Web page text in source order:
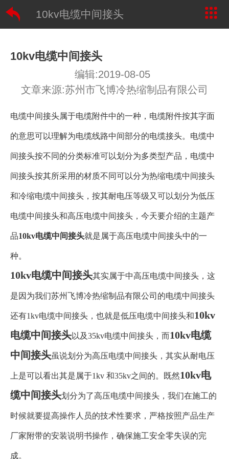
10kv电缆中间接头
10kv电缆中间接头
编辑:2019-08-05
文章来源:苏州市飞博冷热缩制品有限公司
电缆中间接头属于电缆附件中的一种，电缆附件按其字面
的意思可以理解为电缆线路中间部分的电缆接头。电缆中
间接头按不同的分类标准可以划分为多类型产品，电缆中
间接头按其所采用的材质不同可以分为热缩电缆中间接头
和冷缩电缆中间接头，按其耐电压等级又可以划分为低压
电缆中间接头和高压电缆中间接头，今天要介绍的主题产
品10kv电缆中间接头就是属于高压电缆中间接头中的一
种。
10kv电缆中间接头其实属于中高压电缆中间接头，这
是因为我们苏州飞博冷热缩制品有限公司的电缆中间接头
还有1kv电缆中间接头，也就是低压电缆中间接头和10kv
电缆中间接头以及35kv电缆中间接头，而10kv电缆
中间接头虽说划分为高压电缆中间接头，其实从耐电压
上是可以看出其是属于1kv 和35kv之间的。既然10kv电
缆中间接头划分为了高压电缆中间接头，我们在施工的
时候就要提高操作人员的技术性要求，严格按照产品生产
厂家附带的安装说明书操作，确保施工安全零失误的完
成。